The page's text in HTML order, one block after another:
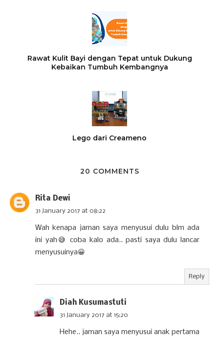
Rawat Kulit Bayi dengan Tepat untuk Dukung
Kebaikan Tumbuh Kembangnya
Lego dari Creameno
20 COMMENTS
Rita Dewi
31 January 2017 at 08:22
Wah kenapa jaman saya menyusui dulu blm ada
ini yah😅 coba kalo ada.. pasti saya dulu lancar
menyusuinya😀
Reply
Diah Kusumastuti
31 January 2017 at 15:20
Hehe.. jaman saya menyusui anak pertama